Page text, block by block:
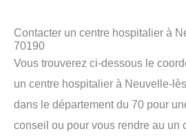
Contacter un centre hospitalier à
70190
Vous trouverez ci-dessous le
un centre hospitalier à Neuvelle-
dans le département du 70 pour
conseil ou pour vous rendre au un